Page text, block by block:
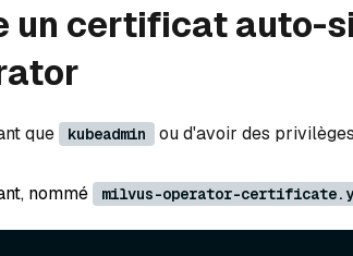
un certificat auto-
que kubeadmin ou d'avoir des
nommé milvus-operator-